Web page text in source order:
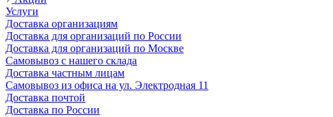
Услуги
Доставка организациям
Доставка для организаций по России
Доставка для организаций по Москве
Самовывоз с нашего склада
Доставка частным лицам
Самовывоз из офиса на ул. Электродная 11
Доставка почтой
Доставка по России